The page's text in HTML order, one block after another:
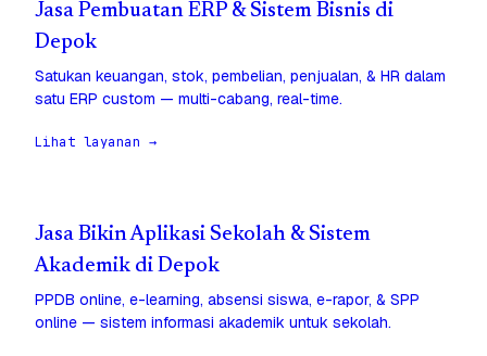
Jasa Pembuatan ERP & Sistem Bisnis di
Depok
Satukan keuangan, stok, pembelian, penjualan, & HR dalam
satu ERP custom — multi-cabang, real-time.
Lihat layanan →
Jasa Bikin Aplikasi Sekolah & Sistem
Akademik di Depok
PPDB online, e-learning, absensi siswa, e-rapor, & SPP
online — sistem informasi akademik untuk sekolah.